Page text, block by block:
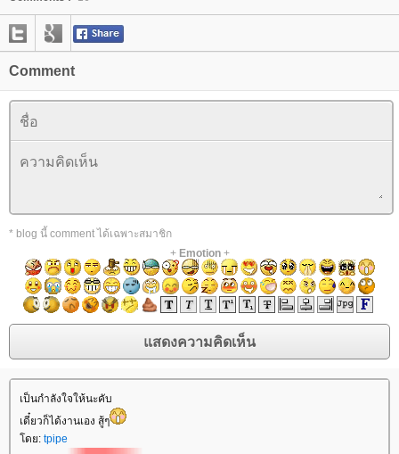
Comment
* blog นี้ comment ได้เฉพาะสมาชิก
+ Emotion+
เป็นกำลังใจให้นะคับ
เดี๋ยวก็ได้งานเอง สู้ๆ
ดย: tpipe